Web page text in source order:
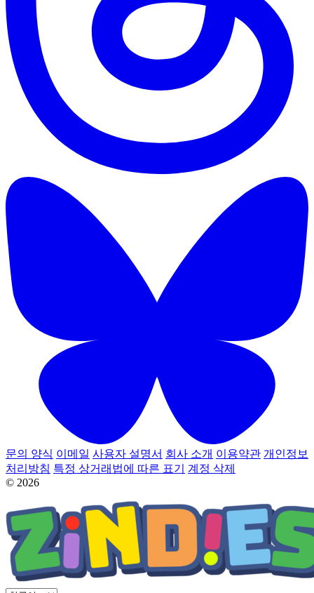
문의 양식 이메일 사용자 설명서 회사 소개 이용약관 개인정보
처리방침 특정 상거래법에 따른 표기
계정 삭제
© 2026